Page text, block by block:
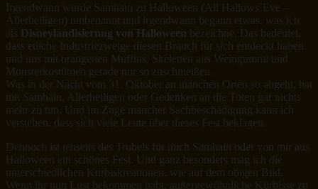
Irgendwann wurde Samhain zu Halloween (All Hallows’Eve –
Allerheiligen) umbenannt und irgendwann begann etwas, was ich
als Disneylandisierung von Halloween bezeichne. Das bedeutet,
dass etliche Industriezweige diesen Brauch für sich entdeckt haben
und uns mit orangenen Muffins, Skeletten aus Weingummi und
Monsterkostümen gerade nur so zuschmeißen.
Was in der Nacht vom 31. Oktober an manchen Orten so abgeht, hat
mit Samhain, Allerheiligen oder Gedenken an die Toten gar nichts
mehr zu tun. Und im Zuge mancher Sachbeschädigung kann ich
verstehen, dass sich viele Leute über dieses Fest beklagen.
Dennoch ist jenseits des Trubels für mich Samhain oder von mir aus
Halloween ein schönes Fest. Und ganz besonders mag ich die
unterschiedlichen Kürbiskreationen, wie auf dem obigen Bild.
Wenn ihr nun Lust bekommen habt, außergewöhnliche Kürbisse zu